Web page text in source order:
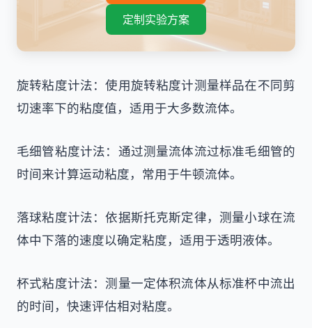
定制实验方案
旋转粘度计法：使用旋转粘度计测量样品在不同剪
切速率下的粘度值，适用于大多数流体。
毛细管粘度计法：通过测量流体流过标准毛细管的
时间来计算运动粘度，常用于牛顿流体。
落球粘度计法：依据斯托克斯定律，测量小球在流
体中下落的速度以确定粘度，适用于透明液体。
杯式粘度计法：测量一定体积流体从标准杯中流出
的时间，快速评估相对粘度。